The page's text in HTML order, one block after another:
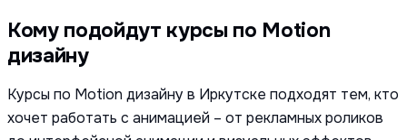
Кому подойдут курсы по Motion
дизайну
Курсы по Motion дизайну в Иркутске подходят тем, кто
хочет работать с анимацией – от рекламных роликов